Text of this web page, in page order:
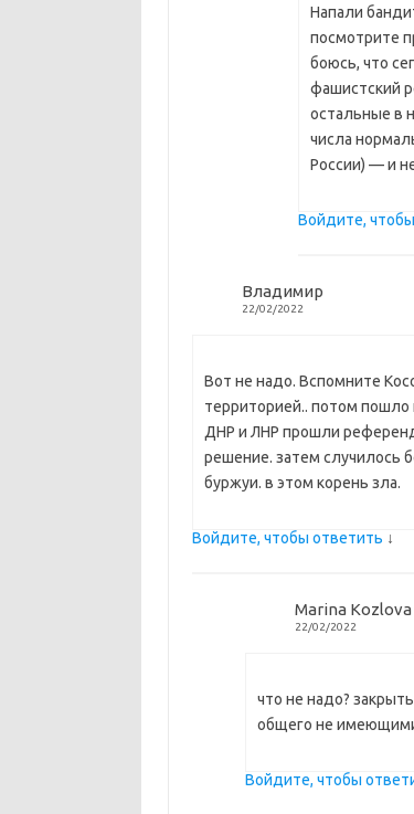
Напали
посмотрите
боюсь, что
фашистский
остальные в
числа
России) — и
Войдите,
Владимир
22/02/2022
Вот не надо. Вспомните
территорией.. потом пошло
ДНР и ЛНР прошли
решение. затем случилось
буржуи. в этом корень зла.
Войдите, чтобы ответить ↓
Marina Kozlova
22/02/2022
что не надо?
общего не имеющими
Войдите, чтобы